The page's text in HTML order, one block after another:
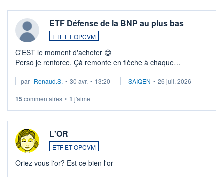
ETF Défense de la BNP au plus bas
ETF ET OPCVM
C'EST le moment d'acheter 😄​
Perso je renforce. Çà remonte en flèche à chaque
Investissement long terme tip top pour sa retraite.
par Renaud.S. • 30 avr. • 13:20 SAIQEN • 26 juil. 2026
15 commentaires • 1 j'aime
L'OR
ETF ET OPCVM
Oriez vous l'or? Est ce bien l'or